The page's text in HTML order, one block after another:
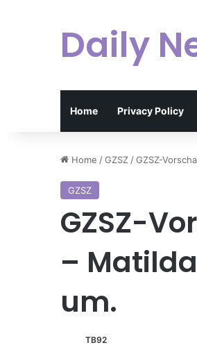
Daily
Home Privacy Policy
Home /GZSZ /GZSZ-
GZSZ
GZSZ-
–
um.
TB92